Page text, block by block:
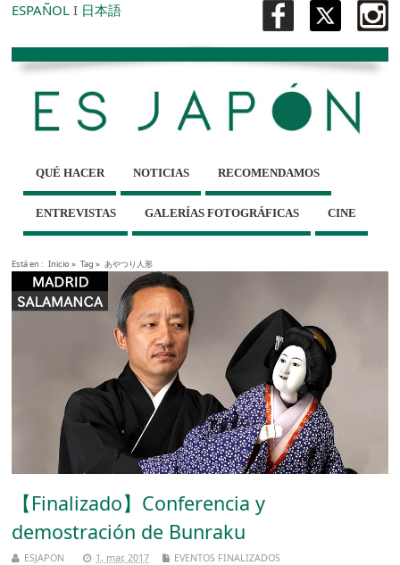
ESPAÑOL I 日本語
QUÉ HACER NOTICIAS RECOMENDAMOS
ENTREVISTAS GALERÍAS FOTOGRÁFICAS CINE
Está en : Inicio» Tag » あやつり人形
【Finalizado】Conferencia y
demostración de Bunraku
ESJAPON 1, mar, 2017 EVENTOS FINALIZADOS